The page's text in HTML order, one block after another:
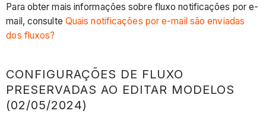
Para obter mais informações sobre fluxo notificações por e-
mail, consulte Quais notificações por e-mail são enviadas
dos fluxos?
CONFIGURAÇÕES DE FLUXO
PRESERVADAS AO EDITAR MODELOS
(02/05/2024)